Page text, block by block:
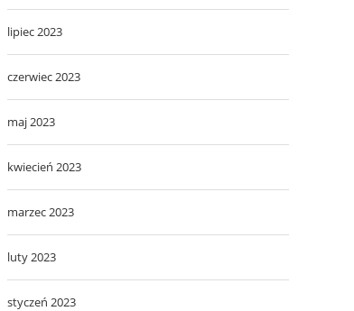
lipiec 2023
czerwiec 2023
maj 2023
kwiecień 2023
marzec 2023
luty 2023
styczeń 2023